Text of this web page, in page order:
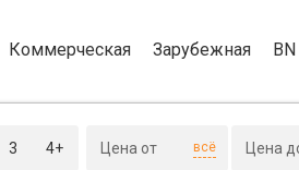
Коммерческая Зарубежная
3 4+ всё